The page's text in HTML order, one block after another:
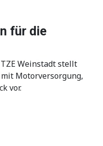
für die
Weinstadt stellt
Motorversorgung,
vor.